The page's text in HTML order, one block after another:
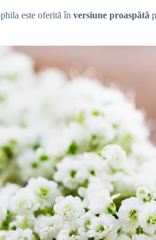
este oferită în versiune proaspătă